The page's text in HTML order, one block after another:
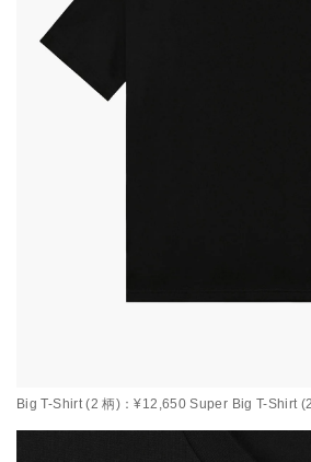
Big T-Shirt (2 柄)：¥12,650 Super Big T-Shirt